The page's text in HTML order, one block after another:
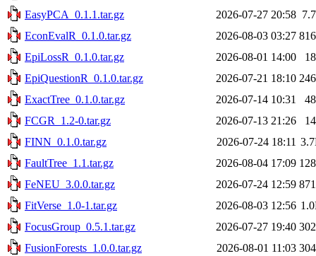
EasyPCA_0.1.1.tar.gz
2026-07-27 20:58
EconEvalR_0.1.0.tar.gz
2026-08-03 03:27
EpiLossR_0.1.0.tar.gz
2026-08-01 14:00
EpiQuestionR_0.1.0.tar.gz
2026-07-21 18:10
ExactTree_0.1.0.tar.gz
2026-07-14 10:31
FCGR_1.2-0.tar.gz
2026-07-13 21:26
FINN_0.1.0.tar.gz
2026-07-24 18:11
FaultTree_1.1.tar.gz
2026-08-04 17:09
FeNEU_3.0.0.tar.gz
2026-07-24 12:59
FitVerse_1.0-1.tar.gz
2026-08-03 12:56
FocusGroup_0.5.1.tar.gz
2026-07-27 19:40
FusionForests_1.0.0.tar.gz
2026-08-01 11:03